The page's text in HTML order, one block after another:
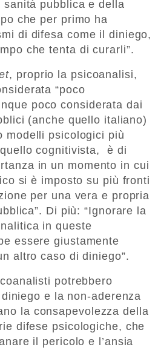
pubblica e della
che per primo ha
di difesa come il diniego,
che tenta di curarli”.
, proprio la psicoanalisi,
“poco
poco considerata dai
(anche quello italiano)
modelli psicologici più
cognitivista, è di
in un momento in cui
si è imposto su più fronti
per una vera e propria
Di più: “Ignorare la
in queste
essere giustamente
altro caso di diniego”.
potrebbero
e la non-aderenza
la consapevolezza della
difese psicologiche, che
il pericolo e l’ansia